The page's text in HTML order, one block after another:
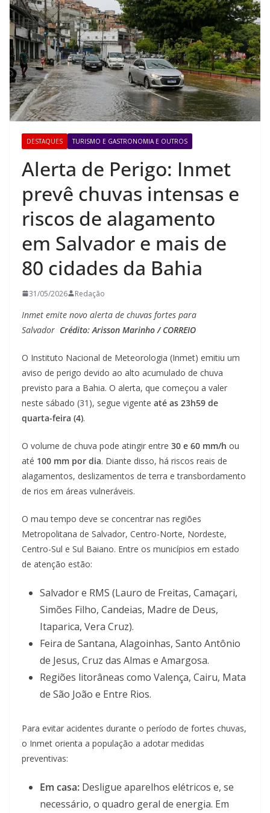
DESTAQUES TURISMO E GASTRONOMIA E OUTROS
Alerta de Perigo: Inmet
prevê chuvas intensas e
riscos de alagamento
em Salvador e mais de
80 cidades da Bahia
31/05/2026 Redação
Inmet emite novo alerta de chuvas fortes para
Salvador Crédito: Arisson Marinho / CORREIO
O Instituto Nacional de Meteorologia (Inmet) emitiu um
aviso de perigo devido ao alto acumulado de chuva
previsto para a Bahia. O alerta, que começou a valer
neste sábado (31), segue vigente até as 23h59 de
quarta-feira (4).
O volume de chuva pode atingir entre 30 e 60 mm/h ou
até 100 mm por dia. Diante disso, há riscos reais de
alagamentos, deslizamentos de terra e transbordamento
de rios em áreas vulneráveis.
O mau tempo deve se concentrar nas regiões
Metropolitana de Salvador, Centro-Norte, Nordeste,
Centro-Sul e Sul Baiano. Entre os municípios em estado
de atenção estão:
Salvador e RMS (Lauro de Freitas, Camaçari,
Simões Filho, Candeias, Madre de Deus,
Itaparica, Vera Cruz).
Feira de Santana, Alagoinhas, Santo Antônio
de Jesus, Cruz das Almas e Amargosa.
Regiões litorâneas como Valença, Cairu, Mata
de São João e Entre Rios.
Para evitar acidentes durante o período de fortes chuvas,
o Inmet orienta a população a adotar medidas
preventivas:
Em casa: Desligue aparelhos elétricos e, se
necessário, o quadro geral de energia. Em